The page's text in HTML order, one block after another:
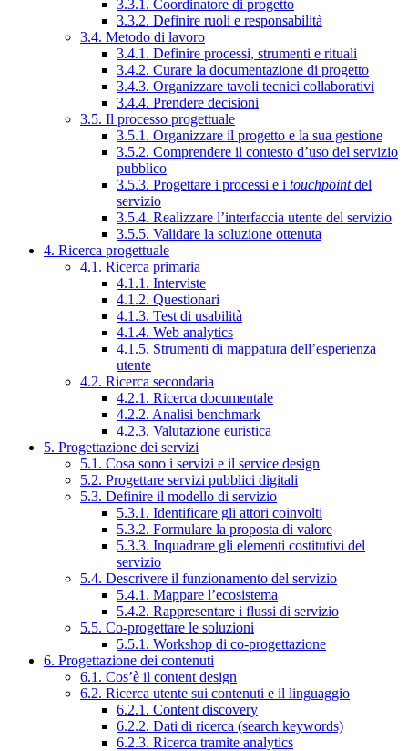
3.3.1. Coordinatore di progetto
3.3.2. Definire ruoli e responsabilità
3.4. Metodo di lavoro
3.4.1. Definire processi, strumenti e rituali
3.4.2. Curare la documentazione di progetto
3.4.3. Organizzare tavoli tecnici collaborativi
3.4.4. Prendere decisioni
3.5. Il processo progettuale
3.5.1. Organizzare il progetto e la sua gestione
3.5.2. Comprendere il contesto d’uso del servizio
pubblico
3.5.3. Progettare i processi e i touchpointdel
servizio
3.5.4. Realizzare l’interfaccia utente del servizio
3.5.5. Validare la soluzione ottenuta
4. Ricerca progettuale
4.1. Ricerca primaria
4.1.1. Interviste
4.1.2. Questionari
4.1.3. Test di usabilità
4.1.4. Web analytics
4.1.5. Strumenti di mappatura dell’esperienza
utente
4.2. Ricerca secondaria
4.2.1. Ricerca documentale
4.2.2. Analisi benchmark
4.2.3. Valutazione euristica
5. Progettazione dei servizi
5.1. Cosa sono i servizi e il service design
5.2. Progettare servizi pubblici digitali
5.3. Definire il modello di servizio
5.3.1. Identificare gli attori coinvolti
5.3.2. Formulare la proposta di valore
5.3.3. Inquadrare gli elementi costitutivi del
servizio
5.4. Descrivere il funzionamento del servizio
5.4.1. Mappare l’ecosistema
5.4.2. Rappresentare i flussi di servizio
5.5. Co-progettare le soluzioni
5.5.1. Workshop di co-progettazione
6. Progettazione dei contenuti
6.1. Cos’è il content design
6.2. Ricerca utente sui contenuti e il linguaggio
6.2.1. Content discovery
6.2.2. Dati di ricerca (search keywords)
6.2.3. Ricerca tramite analytics